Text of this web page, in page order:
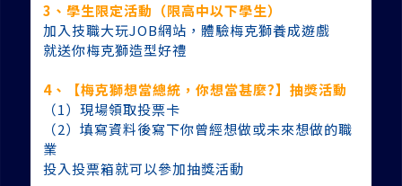
3、學生限定活動（限高中以下學生）
加入技職大玩JOB網站，體驗梅克獅養成遊戲
就送你梅克獅造型好禮
4、【梅克獅想當總統，你想當甚麼?】抽獎活動
（1）現場領取投票卡
（2）填寫資料後寫下你曾經想做或未來想做的職
業
投入投票箱就可以參加抽獎活動